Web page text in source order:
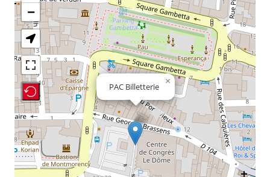
PAC Billetterie ×
−
Recenter Map